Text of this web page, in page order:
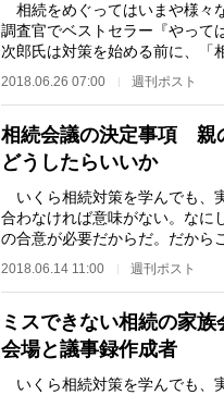
相続をめぐってはいまや様々
調査官でベストセラー『やって
次郎氏は対策を始める前に、「
いう手順がポイン…
2018.06.26 07:00 週刊ポスト
相続会議の決定事項 親
どうしたらいいか
いくら相続対策を学んでも、
合わなければ意味がない。なに
の合意が必要だからだ。だから
くる。また、実際に…
2018.06.14 11:00 週刊ポスト
ミスできない相続の家
会場と議事録作成者
いくら相続対策を学んでも、